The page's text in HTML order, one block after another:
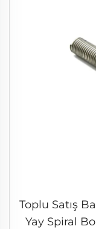
Toplu Satış
Yay Spiral